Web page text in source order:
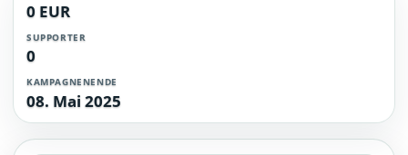
0 EUR
SUPPORTER
0
KAMPAGNENENDE
08. Mai 2025